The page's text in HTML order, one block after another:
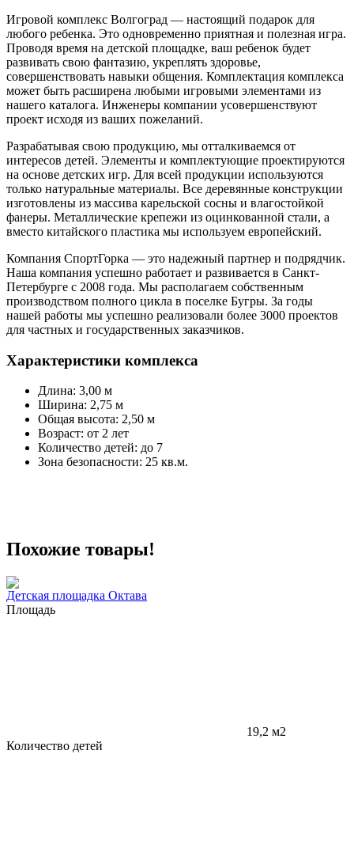
Игровой комплекс Волгоград — настоящий подарок для
любого ребенка. Это одновременно приятная и полезная игра.
Проводя время на детской площадке, ваш ребенок будет
развивать свою фантазию, укреплять здоровье,
совершенствовать навыки общения. Комплектация комплекса
может быть расширена любыми игровыми элементами из
нашего каталога. Инженеры компании усовершенствуют
проект исходя из ваших пожеланий.
Разрабатывая свою продукцию, мы отталкиваемся от
интересов детей. Элементы и комплектующие проектируются
на основе детских игр. Для всей продукции используются
только натуральные материалы. Все деревянные конструкции
изготовлены из массива карельской сосны и влагостойкой
фанеры. Металлические крепежи из оцинкованной стали, а
вместо китайского пластика мы используем европейский.
Компания СпортГорка — это надежный партнер и подрядчик.
Наша компания успешно работает и развивается в Санкт-
Петербурге с 2008 года. Мы располагаем собственным
производством полного цикла в поселке Бугры. За годы
нашей работы мы успешно реализовали более 3000 проектов
для частных и государственных заказчиков.
Характеристики комплекса
Длина: 3,00 м
Ширина: 2,75 м
Общая высота: 2,50 м
Возраст: от 2 лет
Количество детей: до 7
Зона безопасности: 25 кв.м.
Похожие товары!
Детская площадка Октава
Площадь
19,2 м2
Количество детей